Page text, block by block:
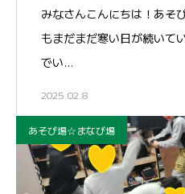
みなさんこんにちは！あそ
もまだまだ寒い日が続いて
でい…
2025.02.8
あそび場☆まなび場